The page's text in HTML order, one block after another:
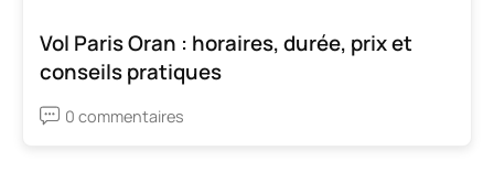
Vol Paris Oran : horaires, durée, prix et
conseils pratiques
0 commentaires